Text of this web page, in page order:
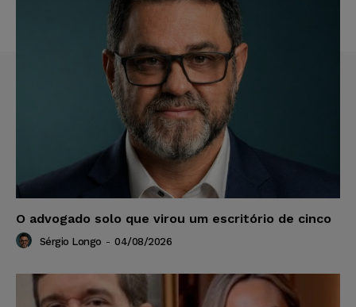
O advogado solo que virou um escritório de cinco
Sérgio Longo - 04/08/2026